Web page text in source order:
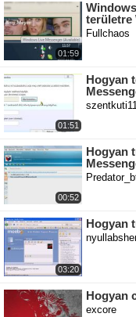
01:59
területre
Fullchaos
01:51
Hogyan
00:52
Hogyan
03:20
Hogyan
Hogyan
excore